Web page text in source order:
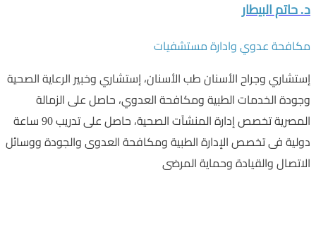
د. حاتم البيطار
مكافحة عدوي وادارة مستشفيات
إستشاري وجراح الأسنان طب الأسنان، إستشاري وخبير الرعاية الصحية
وجودة الخدمات الطبية ومكافحة العدوي، حاصل على الزمالة
المصرية تخصص إدارة المنشآت الصحية، حاصل على تدريب 90 ساعة
دولية فى تخصص الإدارة الطبية ومكافحة العدوى والجودة ووسائل
الاتصال والقيادة وحماية المرضى